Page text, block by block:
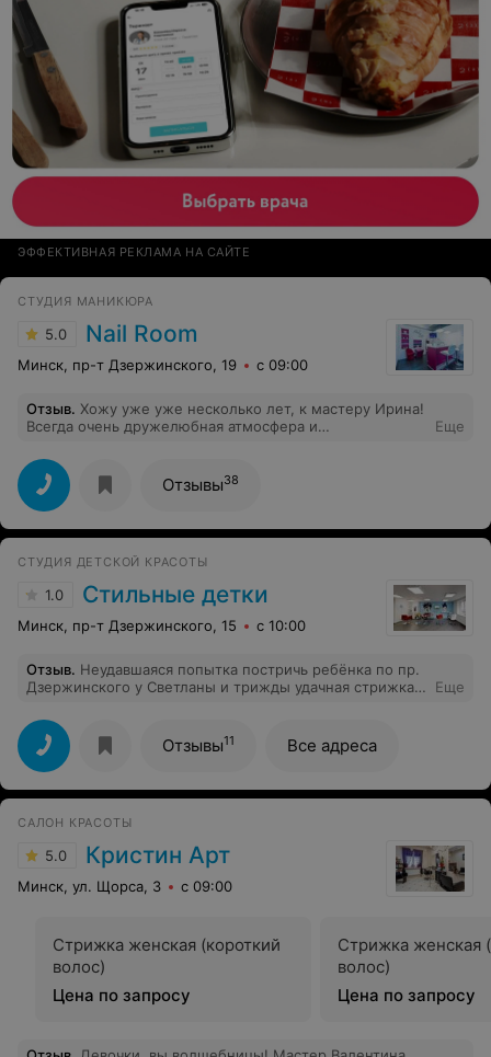
ЭФФЕКТИВНАЯ РЕКЛАМА НА САЙТЕ
СТУДИЯ МАНИКЮРА
5.0 Nail Room
Минск, пр-т Дзержинского, 19 с 09:00
Отзыв. Хожу уже уже несколько лет, к мастеру Ирина!
Всегда очень дружелюбная атмосфера и
маникюром! Несколько раз пыталась «изменить», так
как добираться 20 мин на машине и все равно
возвращаюсь обратно!!
Еще
Отзывы38
СТУДИЯ ДЕТСКОЙ КРАСОТЫ
1.0 Стильные детки
Минск, пр-т Дзержинского, 15 с 10:00
Отзыв. Неудавшаяся попытка постричь ребёнка по пр.
Дзержинского у Светланы и трижды удачная стрижка
сном, никогда проблемой не было. Последний раз
вообще без единой слезинки и намёка на
беспокойство. Екатерина, спасибо за работу и умение
найти подход к малышам. Светлана, вам бы следовало,
раз уж работаете в детской парикмахерской, не
детскую психологию. Наверняка есть другой подход,
кроме: «Вариант один, терпите, пусть орёт, буду
стричь силой»
Еще
Отзывы11 Все адреса
САЛОН КРАСОТЫ
5.0 Кристин Арт
Минск, ул. Щорса, 3 с 09:00
Стрижка женская (короткий
волос)
Цена по запросу
Стрижка женская
волос)
Цена по запросу